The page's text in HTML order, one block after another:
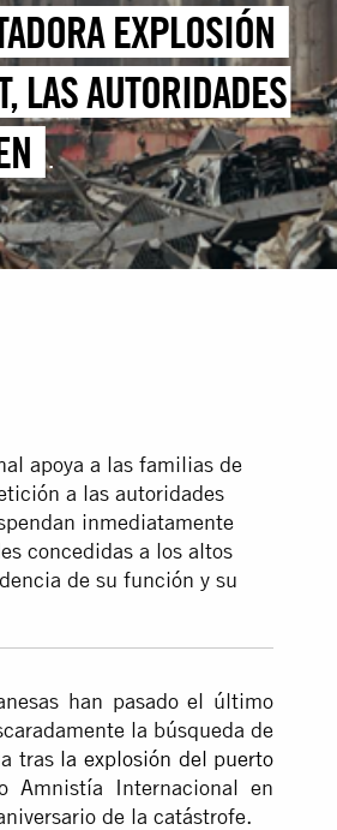
EXPLOSIÓN
LAS AUTORIDADES
LA ACCIÓN
apoya a las familias de
a las autoridades
inmediatamente
concedidas a los altos
de su función y su
han pasado el último
la búsqueda de
tras la explosión del puerto
Amnistía Internacional en
de la catástrofe.